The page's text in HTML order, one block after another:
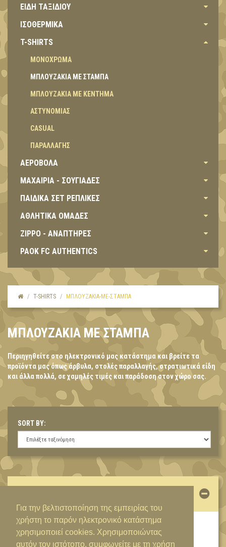
Για την βελτιστοποίηση της εμπειρίας του
χρήστη το παρόν ηλεκτρονικό κατάστημα
χρησιμοποιεί cookies. Χρησιμοποιώντας
αυτόν τον ιστότοπο, συμφωνείτε με τη χρήση
ΕΙΔΗ ΤΑΞΙΔΙΟΥ
ΙΣΟΘΕΡΜΙΚΑ
T-SHIRTS
ΜΟΝΟΧΡΩΜΑ
ΜΠΛΟΥΖΑΚΙΑ ΜΕ ΣΤΑΜΠΑ
ΜΠΛΟΥΖΑΚΙΑ ΜΕ ΚΕΝΤΗΜΑ
ΑΣΤΥΝΟΜΙΑΣ
CASUAL
ΠΑΡΑΛΛΑΓΗΣ
ΑΕΡΟΒΟΛΑ
ΜΑΧΑΙΡΙΑ - ΣΟΥΓΙΑΔΕΣ
ΠΑΙΔΙΚΑ ΣΕΤ ΡΕΠΛΙΚΕΣ
ΑΘΛΗΤΙΚΑ ΟΜΑΔΕΣ
ZIPPO - ΑΝΑΠΤΗΡΕΣ
PAOK FC AUTHENTICS
T-SHIRTS ΜΠΛΟΥΖΑΚΙΑ-ΜΕ-ΣΤΑΜΠΑ
ΜΠΛΟΥΖΑΚΙΑ ΜΕ ΣΤΑΜΠΑ
Περιηγηθείτε στο ηλεκτρονικό μας κατάστημα και βρείτε τα
προϊόντα μας όπως άρβυλα, στολές παραλλαγής, στρατιωτικά είδη
και άλλα πολλά, σε χαμηλές τιμές και παράδοση στον χώρο σας.
SORT BY:
ΕΊΣΟΔΟΣ / ΔΗΜΙΟΥΡΓΊΑ ΛΟΓΑΡΙΑΣΜΟΎ